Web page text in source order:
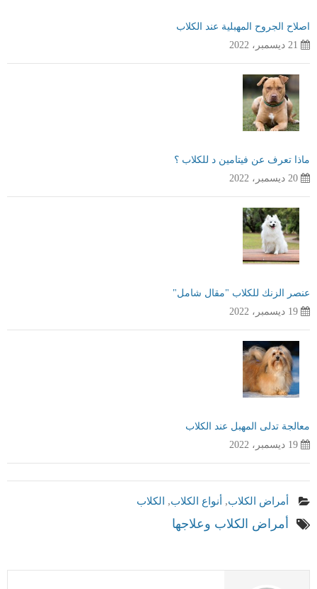
اصلاح الجروح المهبلية عند الكلاب
21 ديسمبر، 2022
ماذا تعرف عن فيتامين د للكلاب ؟
20 ديسمبر، 2022
عنصر الزنك للكلاب "مقال شامل"
19 ديسمبر، 2022
معالجة تدلى المهبل عند الكلاب
19 ديسمبر، 2022
أمراض الكلاب, أنواع الكلاب, الكلاب
أمراض الكلاب وعلاجها